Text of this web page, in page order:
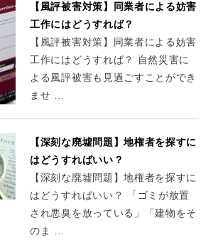
【風評被害対策】同業者による妨害
工作にはどうすれば？
【風評被害対策】同業者による妨害
工作にはどうすれば？ 自然災害に
よる風評被害も見過ごすことができ
ませ …
【深刻な廃墟問題】地権者を探すに
はどうすればいい？
【深刻な廃墟問題】地権者を探すに
はどうすればいい？ 「ゴミが放置
され悪臭を放っている」「建物をそ
のま …